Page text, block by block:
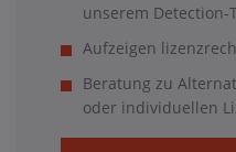
unserem Detection-
Aufzeigen
Beratung zu
oder individuellen